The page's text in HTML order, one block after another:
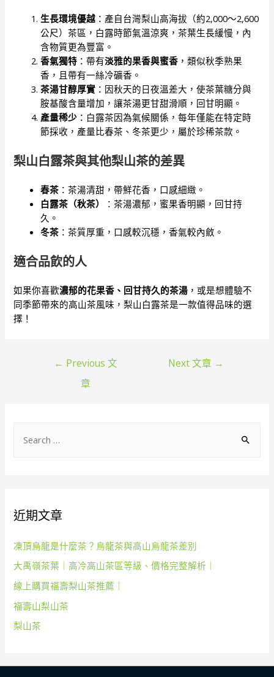
生長環境優越 ：產自台灣梨山高海拔（約2,000～2,600
公尺）茶區，白露時節氣溫涼爽，茶葉生長緩慢，內
含物質更為豐富。
香氣獨特 ：帶有淡雅的果香與蜜香 ，類似秋季熟果
香，且帶有一絲冷礦香。
茶湯甘醇厚實 ：因秋天的日夜溫差大，使茶葉糖分與
胺基酸含量增加，讓茶湯更甘甜滑順，回甘明顯。
產量稀少 ：白露茶因為氣候關係，每年僅能在特定時
節採收，產量比春茶、冬茶更少，屬於珍稀茶款。
梨山白露茶與其他梨山茶的差異
春茶 ：茶湯清甜，帶鮮花香，口感細緻。
白露茶（秋茶）
：茶湯濃郁，蜜果香明顯，回甘持
久。
冬茶 ：茶質厚重，口感較沉穩，香氣較內斂。
適合品飲的人
如果你喜歡濃郁的花果香、回甘持久的茶湯 ，或是想體驗不
同季節帶來的高山茶風味，梨山白露茶是一款值得品味的選
擇！
← Previous 文
章
Next 文章 →
h
o
r
:
近期文章
凍頂烏龍是什麼茶？烏龍茶與高山烏龍茶差別
大禹嶺茶葉｜高冷高山茶區等級、價格完整解析｜
線上購買福壽梨山茶推薦｜
福壽山梨山茶
梨山茶